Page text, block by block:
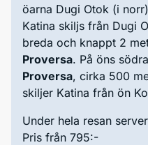
öarna Dugi Otok (i
Katina skiljs från Dugi
breda och knappt 2
Proversa. På öns
Proversa, cirka 500
skiljer Katina från ön
Under hela resan
Pris från 795:-